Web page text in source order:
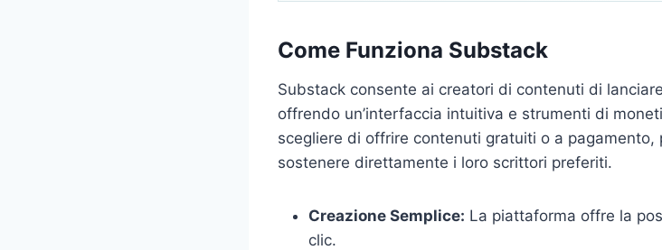
Come Funziona Substack
Substack consente ai creatori di contenuti di
offrendo un’interfaccia intuitiva e strumenti di
scegliere di offrire contenuti gratuiti o a
sostenere direttamente i loro scrittori preferiti.
Creazione Semplice: La piattaforma offre la
clic.